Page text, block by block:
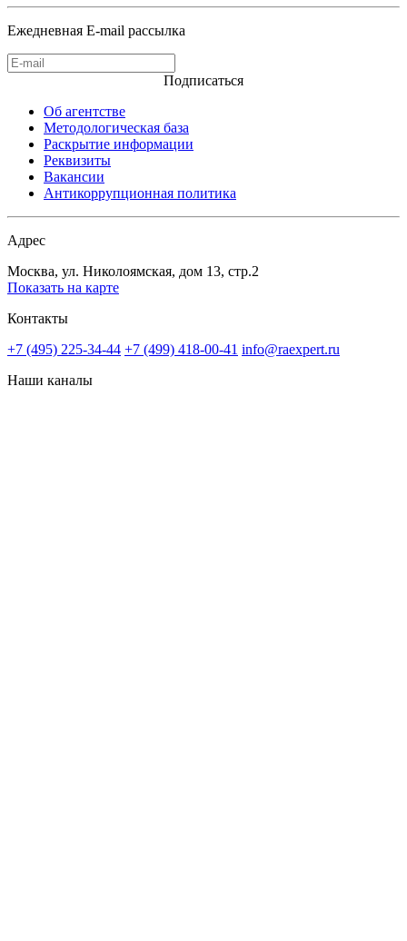
Ежедневная E-mail рассылка
Подписаться
Об агентстве
Методологическая база
Раскрытие информации
Реквизиты
Вакансии
Антикоррупционная политика
Адрес
Москва, ул. Николоямская, дом 13, стр.2
Показать на карте
Контакты
+7 (495) 225-34-44 +7 (499) 418-00-41 info@raexpert.ru
Наши каналы